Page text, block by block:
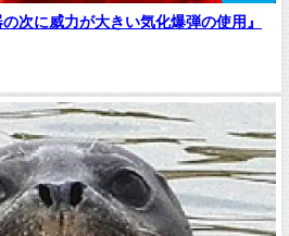
次に威力が大きい気化爆弾の使用』